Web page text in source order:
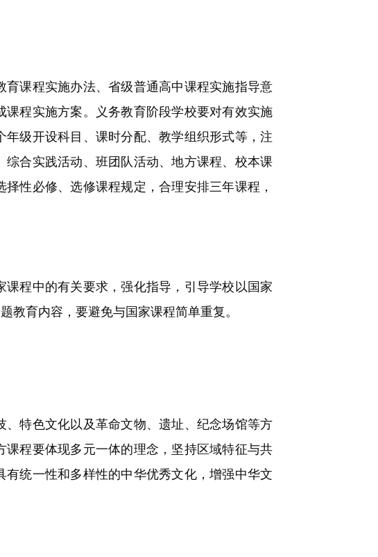
课程实施办法、省级普通高中课程实施指导意
程实施方案。义务教育阶段学校要对有效实施
级开设科目、课时分配、教学组织形式等，注
合实践活动、班团队活动、地方课程、校本课
性必修、选修课程规定，合理安排三年课程，
程中的有关要求，强化指导，引导学校以国家
教育内容，要避免与国家课程简单重复。
特色文化以及革命文物、遗址、纪念场馆等方
程要体现多元一体的理念，坚持区域特征与共
统一性和多样性的中华优秀文化，增强中华文